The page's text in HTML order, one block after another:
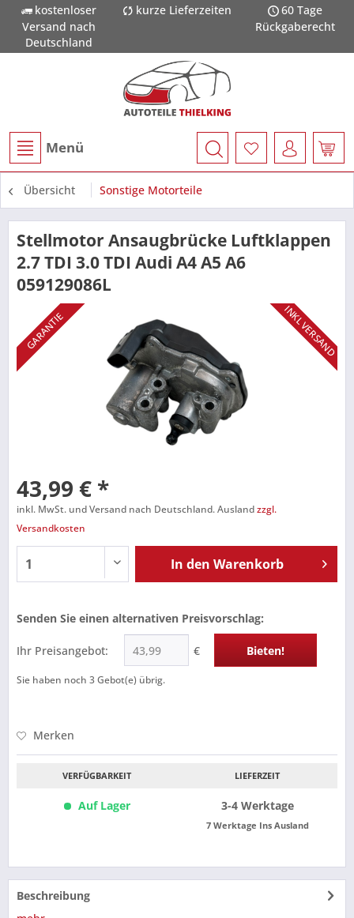
kostenloser
Versand nach
Deutschland
kurze Lieferzeiten
60 Tage
Rückgaberecht
Menü
Übersicht Sonstige Motorteile
Stellmotor Ansaugbrücke Luftklappen
2.7 TDI 3.0 TDI Audi A4 A5 A6
059129086L
GARANTIE INKL VERSAND
43,99 € *
inkl. MwSt. und Versand nach Deutschland. Auslandzzgl.
Versandkosten
In den Warenkorb
Senden Sie einen alternativen Preisvorschlag:
Ihr Preisangebot: € Bieten!
Sie haben noch 3Gebot(e) übrig.
Merken
VERFÜGBARKEIT
Auf Lager
LIEFERZEIT
3-4 Werktage
7 Werktage Ins Ausland
Beschreibung